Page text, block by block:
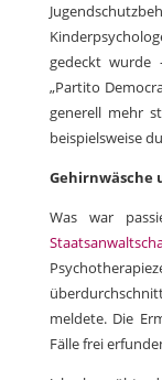
gedeckt
„Partito
generell mehr
beispielsweise
Gehirnwäsche
Was war
meldete. Die
Fälle frei